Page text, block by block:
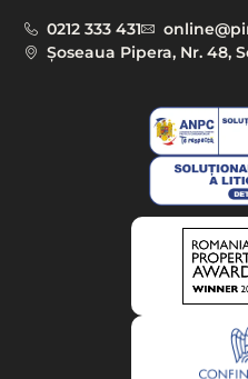
0212 333 431
Șoseaua Pipera, Nr. 48,